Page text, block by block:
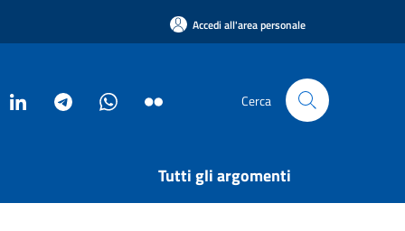
Accedi all'area personale
Cerca
Tutti gli argomenti